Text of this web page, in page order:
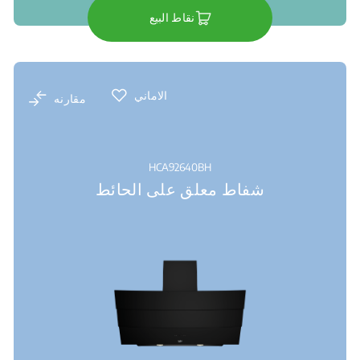
نقاط البيع
الاماني مقارنه
HCA92640BH
شفاط معلق على الحائط